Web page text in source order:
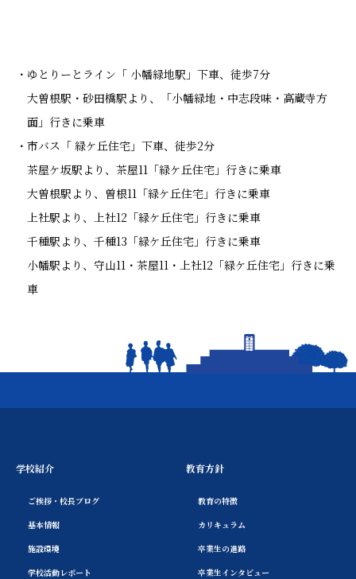
ゆとりーとライン「 小幡緑地駅」下車、徒歩7分
大曽根駅・砂田橋駅より、「小幡緑地・中志段味・高蔵寺方
面」行きに乗車
市バス「 緑ケ丘住宅」下車、徒歩2分
茶屋ケ坂駅より、茶屋11「緑ケ丘住宅」行きに乗車
大曽根駅より、曽根11「緑ケ丘住宅」行きに乗車
上社駅より、上社12「緑ケ丘住宅」行きに乗車
千種駅より、千種13「緑ケ丘住宅」行きに乗車
小幡駅より、守山11・茶屋11・上社12「緑ケ丘住宅」行きに乗
車
学校紹介
ご挨拶・校長ブログ
基本情報
施設環境
学校活動レポート
教育方針
教育の特徴
カリキュラム
卒業生の進路
卒業生インタビュー